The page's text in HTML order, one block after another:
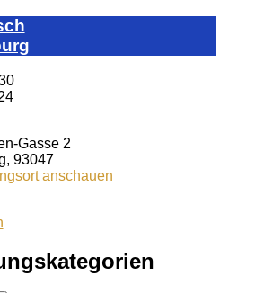
Gasse 2
, 93047
anschauen